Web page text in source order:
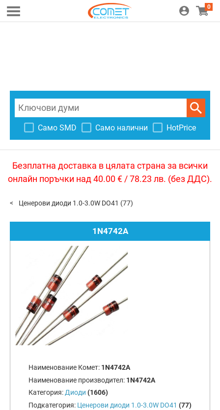
0
Само SMD Само налични HotPrice
Безплатна доставка в цялата страна за всички
онлайн поръчки над 40.00 € / 78.23 лв. (без ДДС).
Ценерови диоди 1.0-3.0W DO41 (77)
1N4742A
Наименование Комет: 1N4742A
Наименование производител: 1N4742A
Категория:Диоди (1606)
Подкатегория: Ценерови диоди 1.0-3.0W DO41 (77)